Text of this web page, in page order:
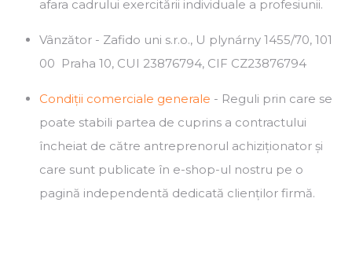
afara cadrului exercitării individuale a profesiunii.
Vânzător - Zafido uni s.r.o., U plynárny 1455/70, 101
00 Praha 10, CUI 23876794, CIF CZ23876794
Condiții comerciale generale - Reguli prin care se
poate stabili partea de cuprins a contractului
încheiat de către antreprenorul achiziționator și
care sunt publicate în e-shop-ul nostru pe o
pagină independentă dedicată clienților firmă.